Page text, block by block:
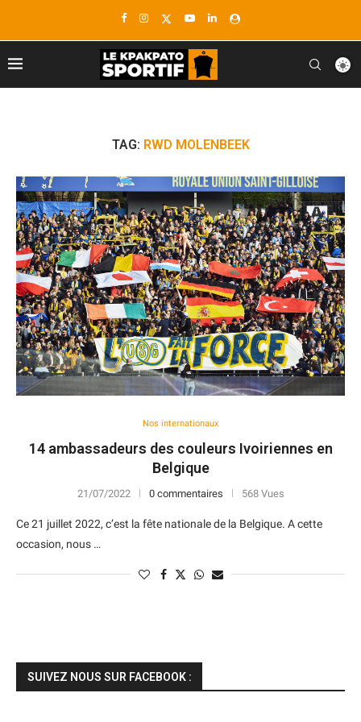
TAG: RWD MOLENBEEK
Nos internationaux
14 ambassadeurs des couleurs Ivoiriennes en
Belgique
21/07/2022 0 commentaires 568 Vues
Ce 21 juillet 2022, c’est la fête nationale de la Belgique. A cette
occasion, nous …
SUIVEZ NOUS SUR FACEBOOK :